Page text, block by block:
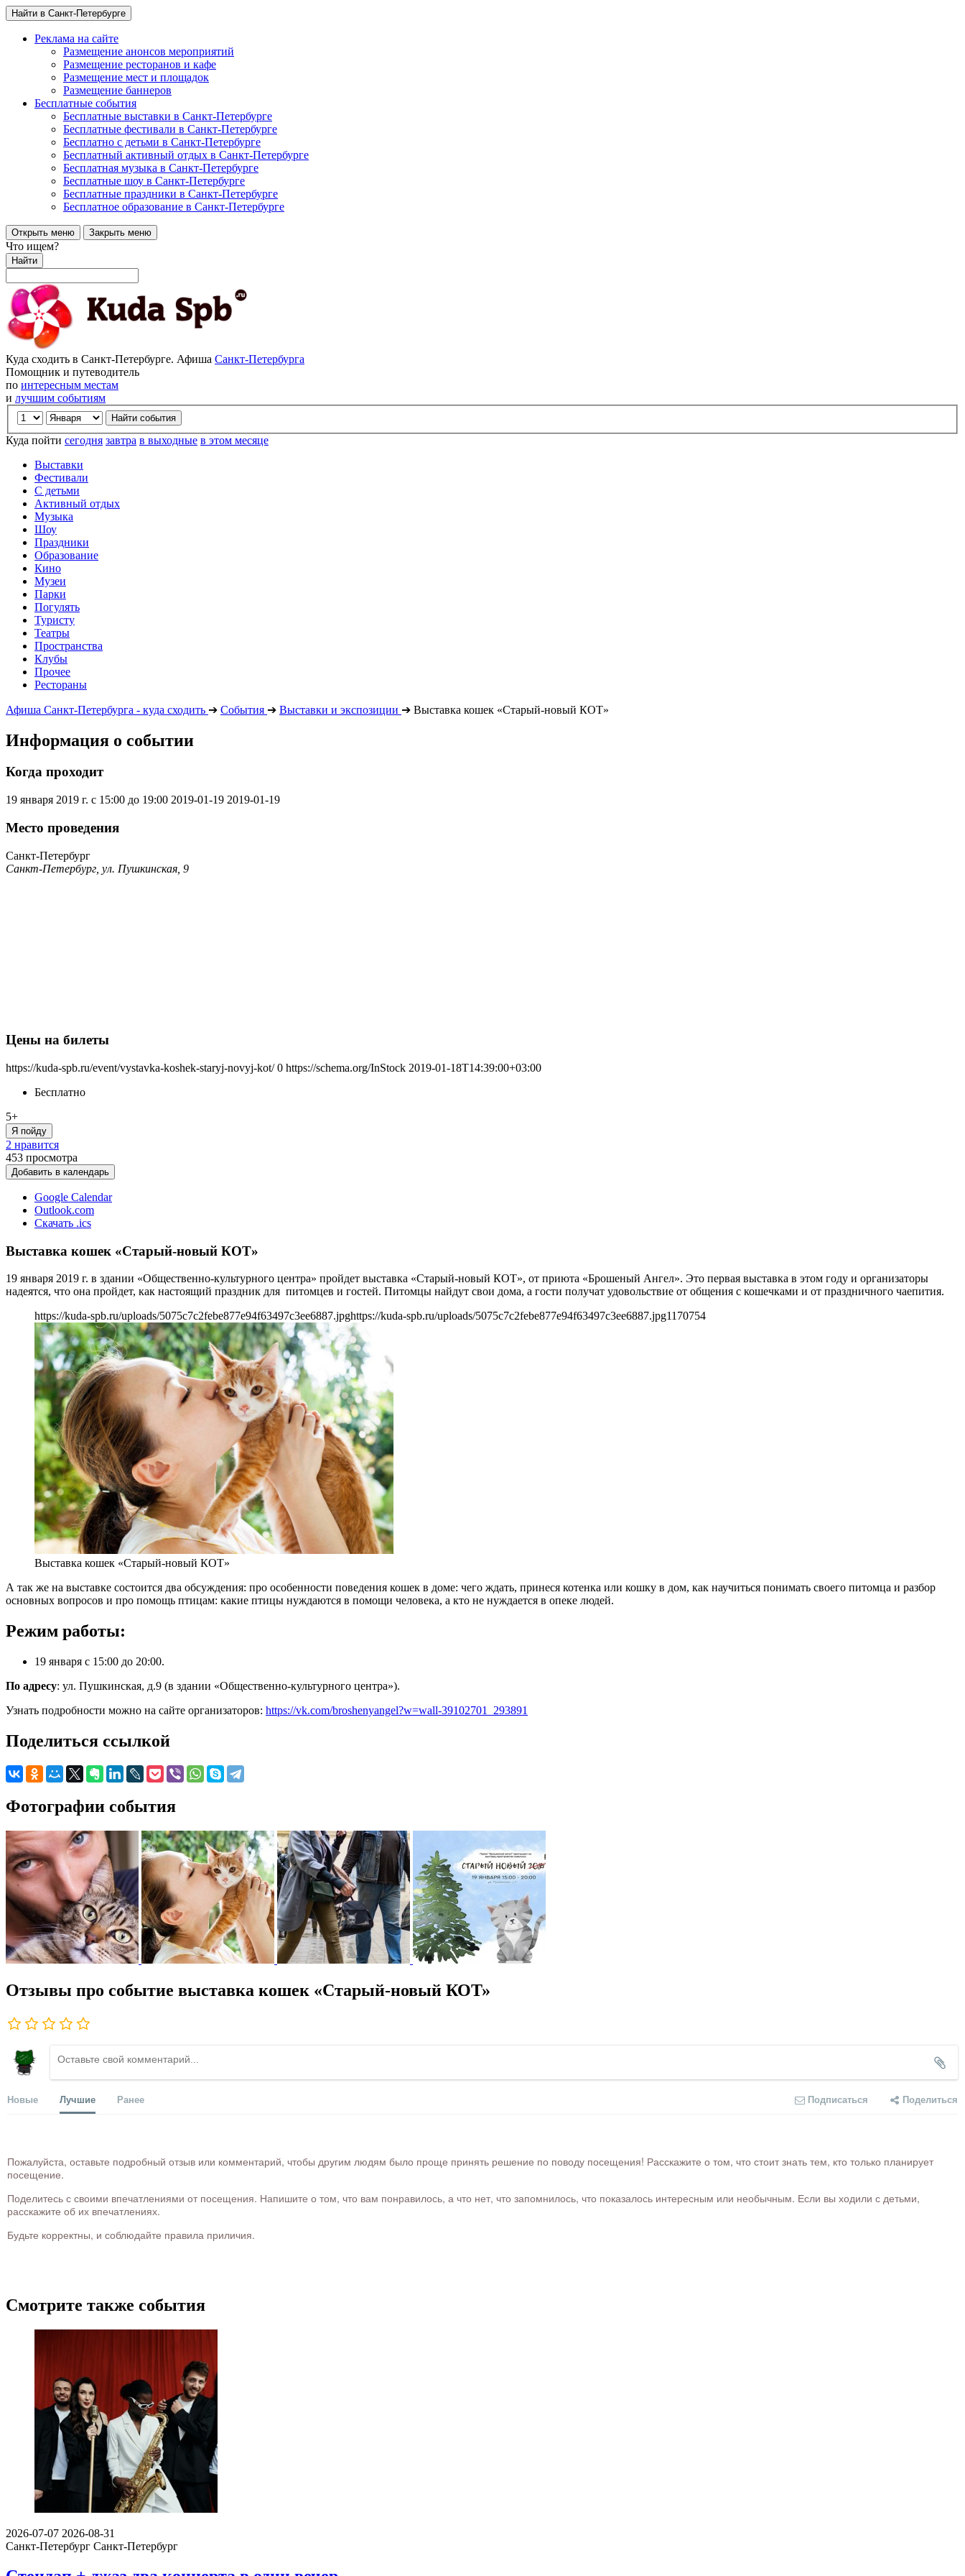
Найти в Санкт-Петербурге
Реклама на сайте
Размещение анонсов мероприятий
Размещение ресторанов и кафе
Размещение мест и площадок
Размещение баннеров
Бесплатные события
Бесплатные выставки в Санкт-Петербурге
Бесплатные фестивали в Санкт-Петербурге
Бесплатно с детьми в Санкт-Петербурге
Бесплатный активный отдых в Санкт-Петербурге
Бесплатная музыка в Санкт-Петербурге
Бесплатные шоу в Санкт-Петербурге
Бесплатные праздники в Санкт-Петербурге
Бесплатное образование в Санкт-Петербурге
Открыть меню Закрыть меню
Что ищем?
Найти
Куда сходить в Санкт-Петербурге. Афиша Санкт-Петербурга
Помощник и путеводитель
по интересным местам
и лучшим событиям
Куда пойти сегодня завтра в выходные в этом месяце
Выставки
Фестивали
С детьми
Активный отдых
Музыка
Шоу
Праздники
Образование
Кино
Музеи
Парки
Погулять
Туристу
Театры
Пространства
Клубы
Прочее
Рестораны
Афиша Санкт-Петербурга - куда сходить ➔ События ➔ Выставки и экспозиции ➔ Выставка кошек «Старый-новый КОТ»
Информация о событии
Когда проходит
19 января 2019 г. с 15:00 до 19:00 2019-01-19 2019-01-19
Место проведения
Санкт-Петербург
Санкт-Петербург, ул. Пушкинская, 9
Цены на билеты
https://kuda-spb.ru/event/vystavka-koshek-staryj-novyj-kot/ 0 https://schema.org/InStock 2019-01-18T14:39:00+03:00
Бесплатно
5+
Я пойду
2 нравится
453 просмотра
Добавить в календарь
Google Calendar
Outlook.com
Скачать .ics
Выставка кошек «Старый-новый КОТ»
19 января 2019 г. в здании «Общественно-культурного центра» пройдет выставка «Старый-новый КОТ», от приюта «Брошеный Ангел». Это первая выставка в этом году и организаторы
надеятся, что она пройдет, как настоящий праздник для питомцев и гостей. Питомцы найдут свои дома, а гости получат удовольствие от общения с кошечками и от праздничного чаепития.
https://kuda-spb.ru/uploads/5075c7c2febe877e94f63497c3ee6887.jpghttps://kuda-spb.ru/uploads/5075c7c2febe877e94f63497c3ee6887.jpg1170754
Выставка кошек «Старый-новый КОТ»
А так же на выставке состоится два обсуждения: про особенности поведения кошек в доме: чего ждать, принеся котенка или кошку в дом, как научиться понимать своего питомца и разбор
основных вопросов и про помощь птицам: какие птицы нуждаются в помощи человека, а кто не нуждается в опеке людей.
Режим работы:
19 января с 15:00 до 20:00.
По адресу: ул. Пушкинская, д.9 (в здании «Общественно-культурного центра»).
Узнать подробности можно на сайте организаторов: https://vk.com/broshenyangel?w=wall-39102701_293891
Поделиться ссылкой
Фотографии события
Отзывы про событие выставка кошек «Старый-новый КОТ»
Новые Лучшие Ранее Подписаться Поделиться
Пожалуйста, оставьте подробный отзыв или комментарий, чтобы другим людям было проще принять решение по поводу посещения! Расскажите о том, что стоит знать тем, кто только планирует
посещение.
Поделитесь с своими впечатлениями от посещения. Напишите о том, что вам понравилось, а что нет, что запомнилось, что показалось интересным или необычным. Если вы ходили с детьми,
расскажите об их впечатлениях.
Будьте корректны, и соблюдайте правила приличия.
Смотрите также события
2026-07-07 2026-08-31
Санкт-Петербург Санкт-Петербург